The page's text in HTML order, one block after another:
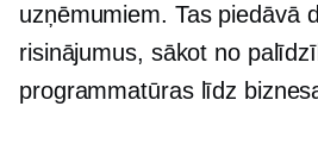
uzņēmumiem. Tas piedāvā
risinājumus, sākot no
programmatūras līdz